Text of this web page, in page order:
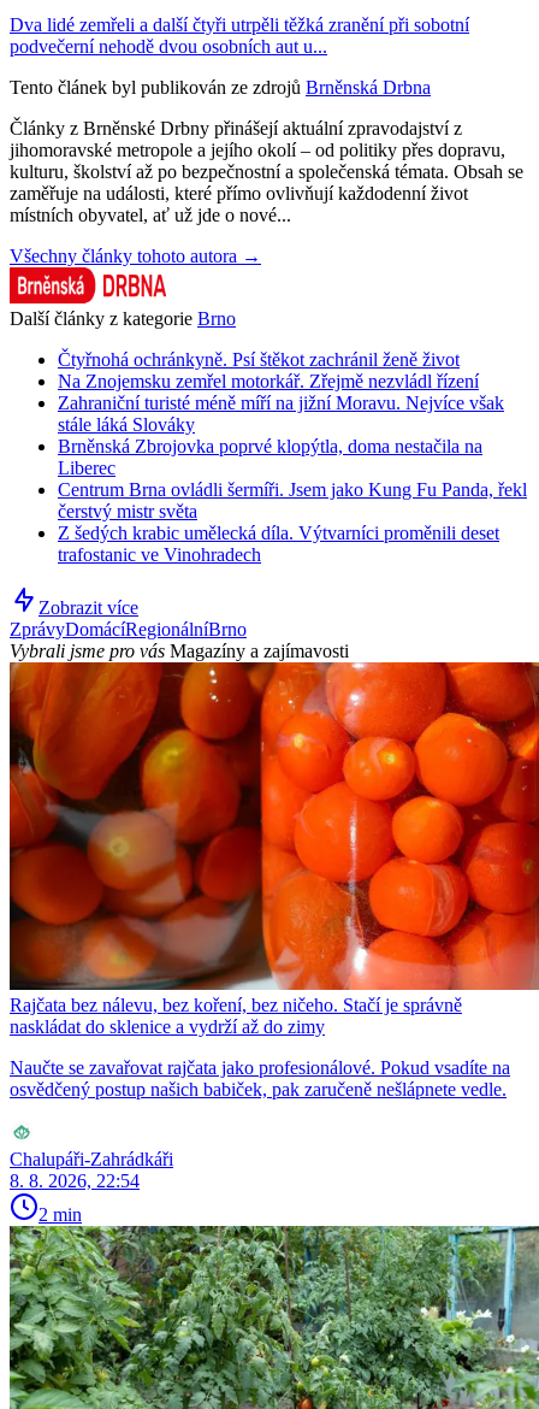
Dva lidé zemřeli a další čtyři utrpěli těžká zranění při sobotní
podvečerní nehodě dvou osobních aut u...
Tento článek byl publikován ze zdrojů Brněnská Drbna
Články z Brněnské Drbny přinášejí aktuální zpravodajství z
jihomoravské metropole a jejího okolí – od politiky přes dopravu,
kulturu, školství až po bezpečnostní a společenská témata. Obsah se
zaměřuje na události, které přímo ovlivňují každodenní život
místních obyvatel, ať už jde o nové...
Všechny články tohoto autora →
Další články z kategorie Brno
Čtyřnohá ochránkyně. Psí štěkot zachránil ženě život
Na Znojemsku zemřel motorkář. Zřejmě nezvládl řízení
Zahraniční turisté méně míří na jižní Moravu. Nejvíce však
stále láká Slováky
Brněnská Zbrojovka poprvé klopýtla, doma nestačila na
Liberec
Centrum Brna ovládli šermíři. Jsem jako Kung Fu Panda, řekl
čerstvý mistr světa
Z šedých krabic umělecká díla. Výtvarníci proměnili deset
trafostanic ve Vinohradech
Zobrazit více
ZprávyDomácíRegionálníBrno
Vybrali jsme pro vás Magazíny a zajímavosti
Rajčata bez nálevu, bez koření, bez ničeho. Stačí je správně
naskládat do sklenice a vydrží až do zimy
Naučte se zavařovat rajčata jako profesionálové. Pokud vsadíte na
osvědčený postup našich babiček, pak zaručeně nešlápnete vedle.
Chalupáři-Zahrádkáři
8. 8. 2026, 22:54
2 min